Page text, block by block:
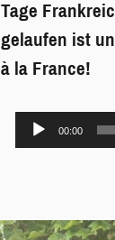
Tage
gelaufen ist
à la France!
Audio-
Player
00:00